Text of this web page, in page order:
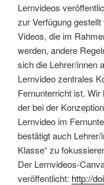
Lernvideos
zur Verfügung
Videos, die im
werden, andere
sich die Lehrer/innen
Lernvideo zentrales
Fernunterricht ist.
der bei der
Lernvideo im
bestätigt auch
Klasse“ zu
Der Lernvideos-
veröffentlicht: http://